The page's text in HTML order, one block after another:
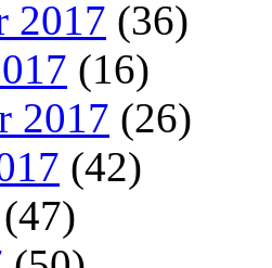
2017 (36)
(16)
2017 (26)
(42)
(47)